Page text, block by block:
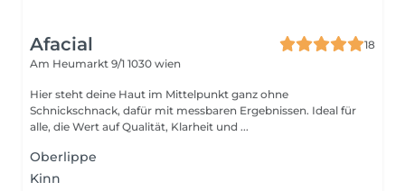
Afacial
18
Am Heumarkt 9/1 1030 wien
Hier steht deine Haut im Mittelpunkt ganz ohne
Schnickschnack, dafür mit messbaren Ergebnissen. Ideal für
alle, die Wert auf Qualität, Klarheit und ...
Oberlippe
Kinn